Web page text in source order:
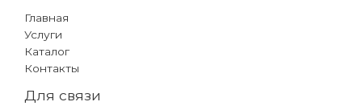
Главная
Услуги
Каталог
Контакты
Для связи